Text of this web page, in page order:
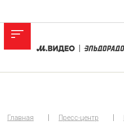
Главная Пресс-центр